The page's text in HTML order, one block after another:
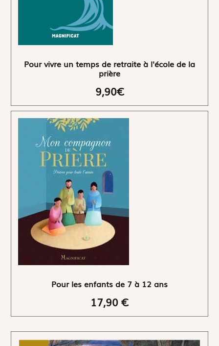
Pour vivre un temps de retraite à l'école de la
prière
9,90€
Pour les enfants de 7 à 12 ans
17,90 €